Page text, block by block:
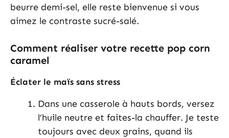
beurre demi-sel, elle reste bienvenue si vous
aimez le contraste sucré-salé.
Comment réaliser votre recette pop corn
caramel
Éclater le maïs sans stress
Dans une casserole à hauts bords, versez
l’huile neutre et faites-la chauffer. Je teste
toujours avec deux grains, quand ils